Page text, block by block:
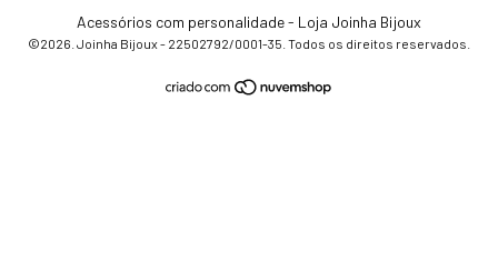
Acessórios com personalidade - Loja Joinha Bijoux
©2026. Joinha Bijoux - 22502792/0001-35. Todos os direitos reservados.